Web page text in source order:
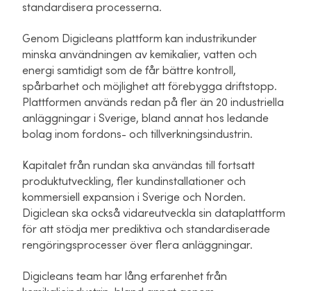
standardisera processerna.
Genom Digicleans plattform kan industrikunder
minska användningen av kemikalier, vatten och
energi samtidigt som de får bättre kontroll,
spårbarhet och möjlighet att förebygga driftstopp.
Plattformen används redan på fler än 20 industriella
anläggningar i Sverige, bland annat hos ledande
bolag inom fordons- och tillverkningsindustrin.
Kapitalet från rundan ska användas till fortsatt
produktutveckling, fler kundinstallationer och
kommersiell expansion i Sverige och Norden.
Digiclean ska också vidareutveckla sin dataplattform
för att stödja mer prediktiva och standardiserade
rengöringsprocesser över flera anläggningar.
Digicleans team har lång erfarenhet från